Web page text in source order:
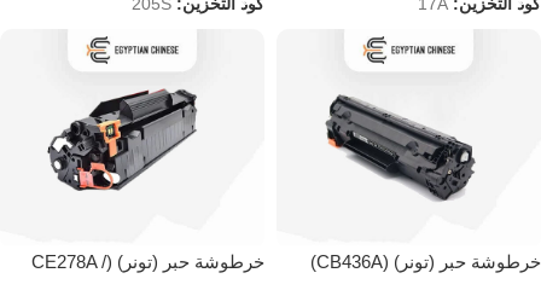
كود التخزين: 17A كود التخزين: 205S
خرطوشة حبر (تونر) (CB436A)
خرطوشة حبر (تونر) (CE278A /